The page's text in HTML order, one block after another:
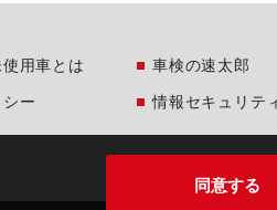
用車とは
ー
車検の速太郎
情報セキュリテ
同意する